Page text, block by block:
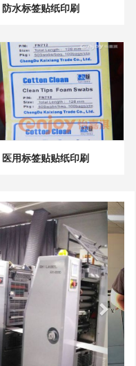
防水标签贴纸印刷
医用标签贴贴纸印刷
İ
l
e
r
i